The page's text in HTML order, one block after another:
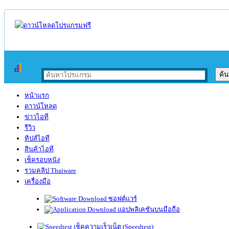
หน้าแรก
ดาวน์โหลด
ข่าวไอที
รีวิว
ทิปส์ไอที
สินค้าไอที
เช็ครอบหนัง
รวมคลิป Thaiware
เครื่องมือ
ซอฟต์แวร์
แอปพลิเคชันบนมือถือ
เช็คความเร็วเน็ต (Speedtest)